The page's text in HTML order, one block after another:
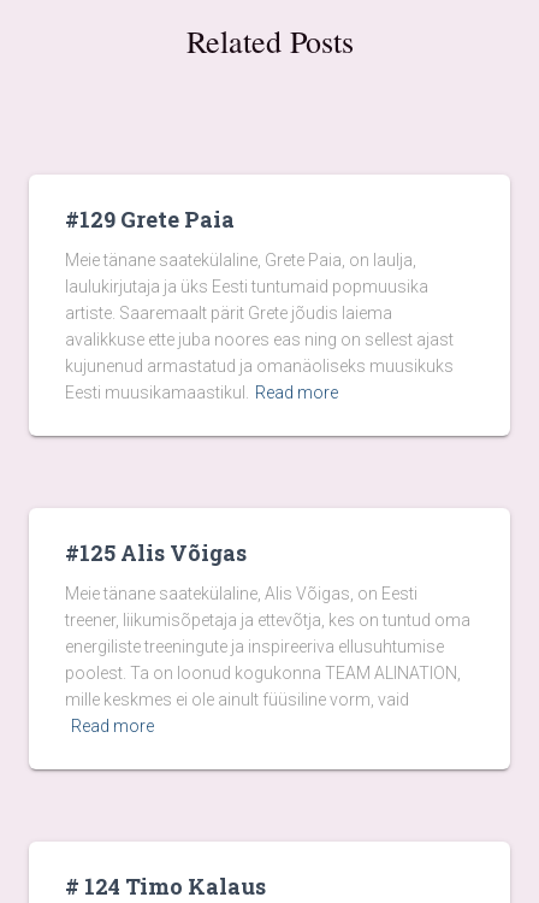
Related Posts
#129 Grete Paia
Meie tänane saatekülaline, Grete Paia, on laulja,
laulukirjutaja ja üks Eesti tuntumaid popmuusika
artiste. Saaremaalt pärit Grete jõudis laiema
avalikkuse ette juba noores eas ning on sellest ajast
kujunenud armastatud ja omanäoliseks muusikuks
Eesti muusikamaastikul.
Read more
#125 Alis Võigas
Meie tänane saatekülaline, Alis Võigas, on Eesti
treener, liikumisõpetaja ja ettevõtja, kes on tuntud oma
energiliste treeningute ja inspireeriva ellusuhtumise
poolest. Ta on loonud kogukonna TEAM ALINATION,
mille keskmes ei ole ainult füüsiline vorm, vaid
Read more
# 124 Timo Kalaus